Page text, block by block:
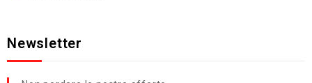
Newsletter